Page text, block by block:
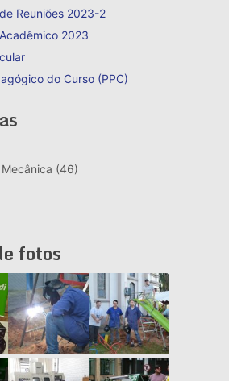
Reuniões 2023-2
2023
do Curso (PPC)
(46)
fotos